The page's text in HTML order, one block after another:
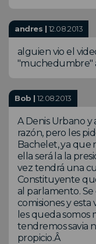
andres | 12.08.2013
alguien vio el
"muchedumbre"
Bob |12.08.2013
A Denis Urbano y
razón, pero les
Bachelet, ya que
ella será la la
vez tendrá una
Constituyente
al parlamento.
comisiones y esta
les queda somos
tendremos savia
propicio.Â